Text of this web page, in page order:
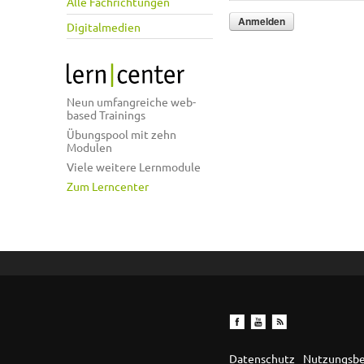
Digitalmedien
Neun umfangreiche web-
based Trainings
Übungspool mit zehn
Modulen
Viele weitere Lernmodule
Zum Lerncenter
Datenschutz